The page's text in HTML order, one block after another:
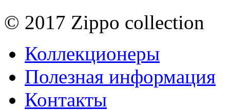
© 2017 Zippo collection
Коллекционеры
Полезная информация
Контакты